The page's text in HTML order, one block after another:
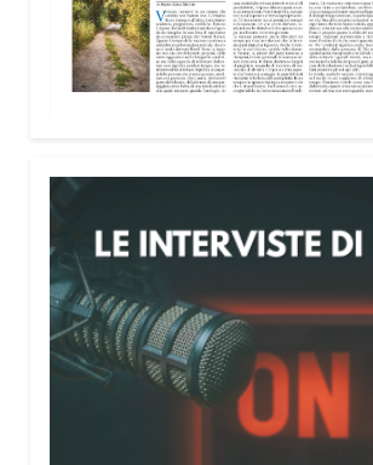
alle 13.
Condividi: